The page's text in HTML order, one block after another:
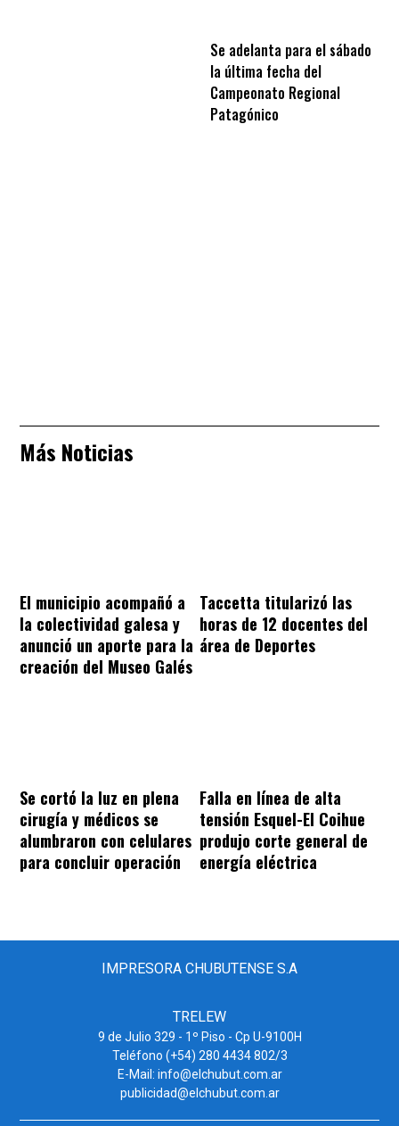
Se adelanta para el sábado
la última fecha del
Campeonato Regional
Patagónico
Más Noticias
El municipio acompañó a
la colectividad galesa y
anunció un aporte para la
creación del Museo Galés
Taccetta titularizó las
horas de 12 docentes del
área de Deportes
Se cortó la luz en plena
cirugía y médicos se
alumbraron con celulares
para concluir operación
Falla en línea de alta
tensión Esquel-El Coihue
produjo corte general de
energía eléctrica
IMPRESORA CHUBUTENSE S.A
TRELEW
9 de Julio 329 - 1º Piso - Cp U-9100H
Teléfono (+54) 280 4434 802/3
E-Mail: info@elchubut.com.ar
publicidad@elchubut.com.ar